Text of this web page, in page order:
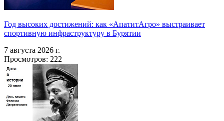
Год высоких достижений: как «АпатитАгро» выстраивает
спортивную инфраструктуру в Бурятии
7 августа 2026 г.
Просмотров: 222